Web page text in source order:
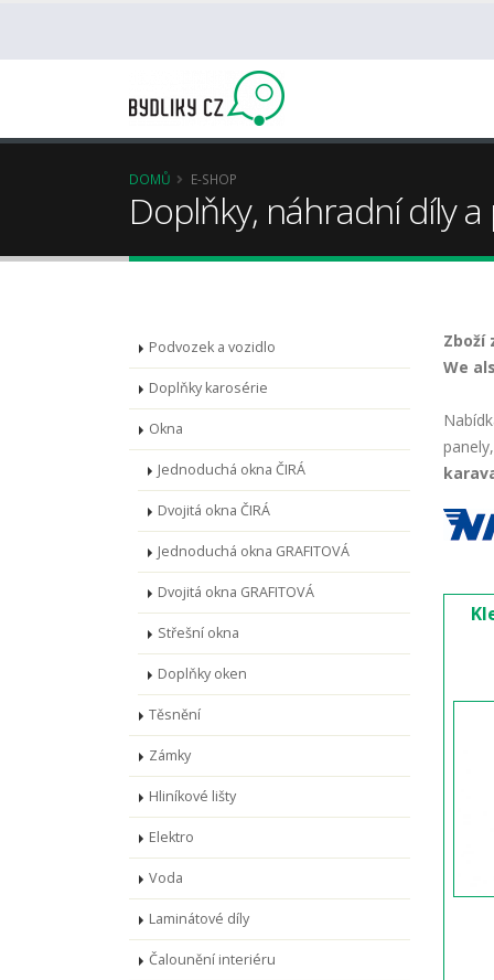
DOMŮ E-SHOP
Doplňky, náhradní díly
Podvozek a vozidlo
Doplňky karosérie
Okna
Jednoduchá okna ČIRÁ
Dvojitá okna ČIRÁ
Jednoduchá okna GRAFITOVÁ
Dvojitá okna GRAFITOVÁ
Střešní okna
Doplňky oken
Těsnění
Zámky
Hliníkové lišty
Elektro
Voda
Laminátové díly
Čalounění interiéru
Zboží
We